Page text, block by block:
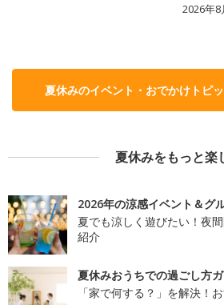
2026年8
夏休みのイベント・おでかけトピ
夏休みをもっと楽
2026年の涼感イベント＆グ
夏でも涼しく遊びたい！夜
紹介
夏休みおうちでの過ごし方
「家で何する？」を解決！